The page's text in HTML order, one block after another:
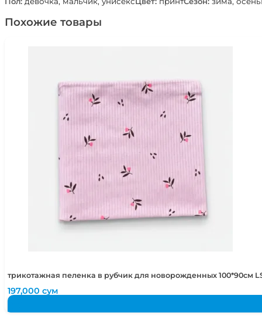
Похожие товары
трикотажная пеленка в рубчик для новорожденных 100*90см
197,000сум